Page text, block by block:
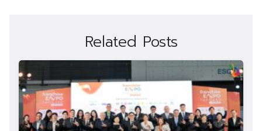
Related Posts